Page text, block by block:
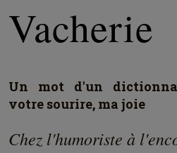
Vacherie
Un mot d'un
votre sourire, ma joie
Chez l'humoriste à